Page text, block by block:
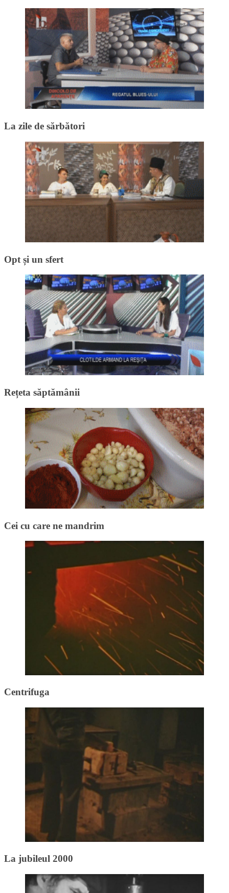
La zile de sărbători
Opt și un sfert
Rețeta săptămânii
Cei cu care ne mandrim
Centrifuga
La jubileul 2000